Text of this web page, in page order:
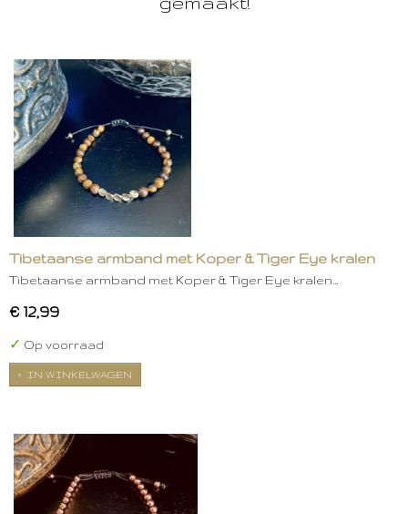
Tibetaanse armband met Koper & Tiger Eye kralen
Tibetaanse armband met Koper & Tiger Eye kralen…
€ 12,99
✓ Op voorraad
IN WINKELWAGEN